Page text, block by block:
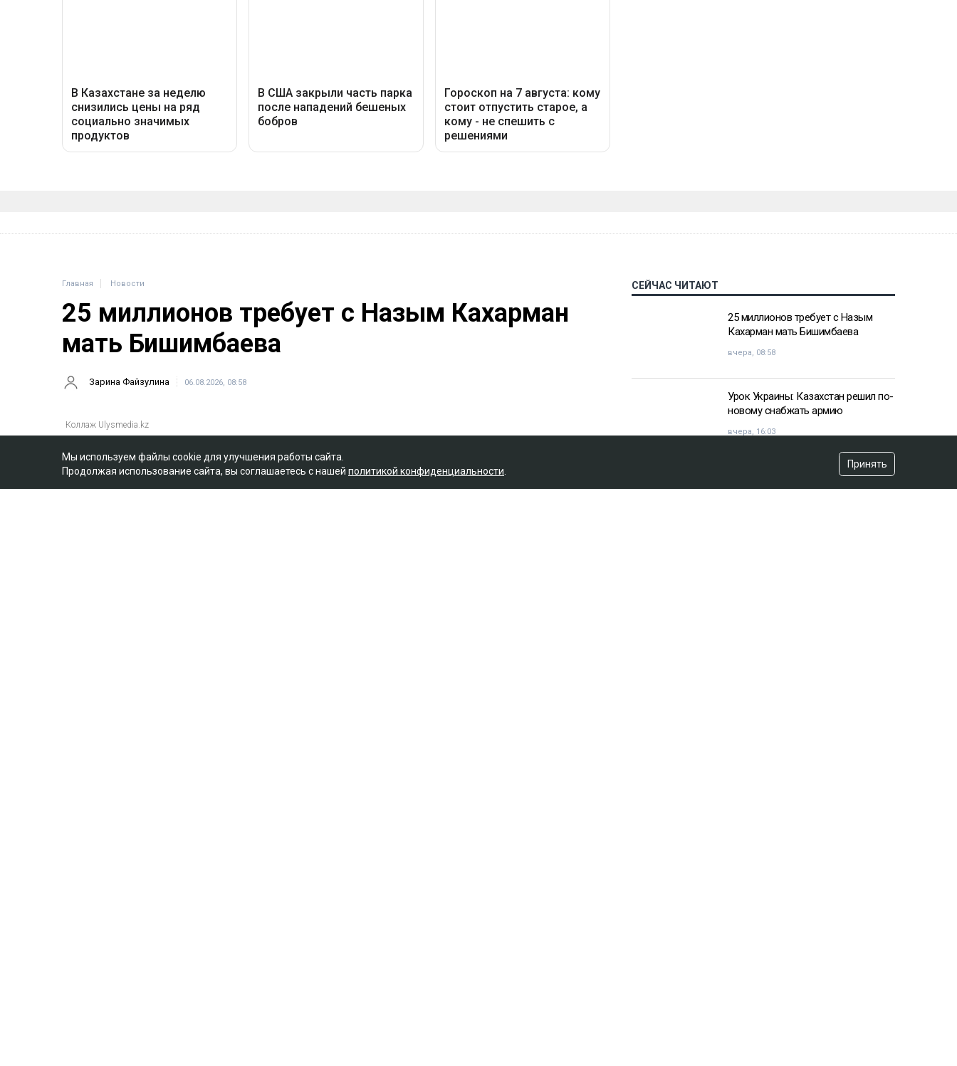
Главная Новости
25 миллионов требует с Назым Кахарман
мать Бишимбаева
Зарина Файзулина 06.08.2026, 08:58
СЕЙЧАС ЧИТАЮТ
25 миллионов требует с Назым
Кахарман мать Бишимбаева
вчера, 08:58
Урок Украины: Казахстан решил по-
новому снабжать армию
вчера, 16:03
«Хотела покончить с собой»:
девочка подверглась травле после
Мы используем файлы cookie для улучшения работы сайта.
Продолжая использование сайта, вы соглашаетесь с нашей политикой конфиденциальности
Принять